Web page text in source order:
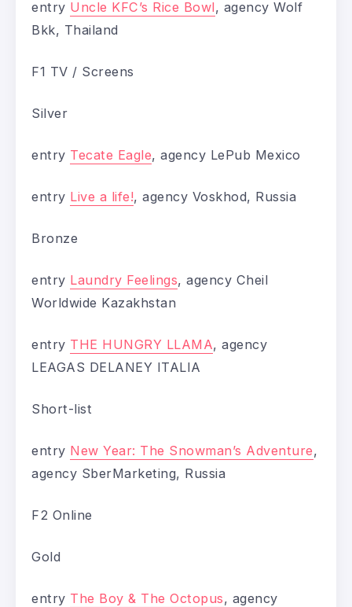
entry Uncle KFC’s Rice Bowl, agency Wolf
Bkk, Thailand
F1 TV / Screens
Silver
entry Tecate Eagle, agency LePub Mexico
entry Live a life!, agency Voskhod, Russia
Bronze
entry Laundry Feelings, agency Cheil
Worldwide Kazakhstan
entry THE HUNGRY LLAMA, agency
LEAGAS DELANEY ITALIA
Short-list
entry New Year: The Snowman’s Adventure,
agency SberMarketing, Russia
F2 Online
Gold
entry The Boy & The Octopus, agency